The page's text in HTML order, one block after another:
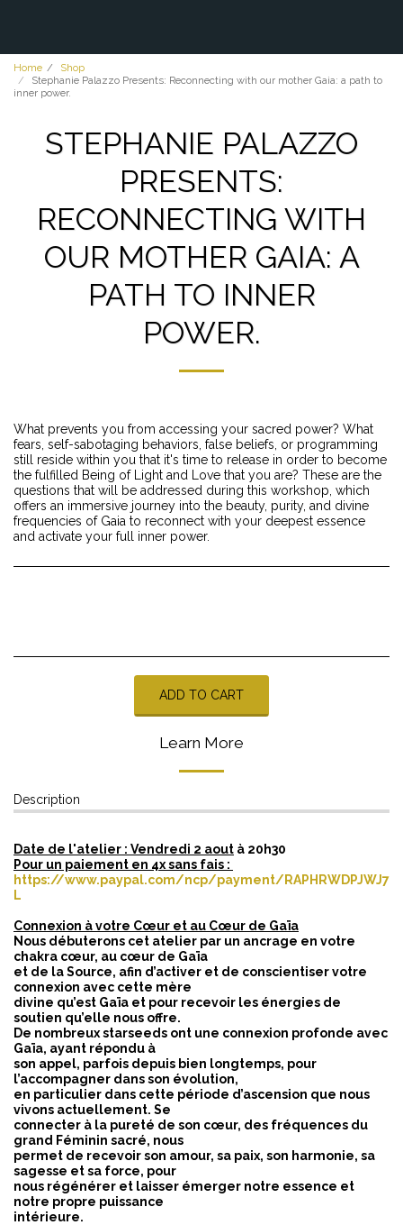
Home
Shop
Stephanie Palazzo Presents: Reconnecting with our mother Gaia: a path to
inner power.
STEPHANIE PALAZZO
PRESENTS:
RECONNECTING WITH
OUR MOTHER GAIA: A
PATH TO INNER
POWER.
What prevents you from accessing your sacred power? What
fears, self-sabotaging behaviors, false beliefs, or programming
still reside within you that it's time to release in order to become
the fulfilled Being of Light and Love that you are? These are the
questions that will be addressed during this workshop, which
offers an immersive journey into the beauty, purity, and divine
frequencies of Gaia to reconnect with your deepest essence
and activate your full inner power.
ADD TO CART
Learn More
Description
Date de l'atelier : Vendredi 2 aout à 20h30
Pour un paiement en 4x sans fais :
https://www.paypal.com/ncp/payment/RAPHRWDPJWJ7
L
Connexion à votre Cœur et au Cœur de Gaïa
Nous débuterons cet atelier par un ancrage en votre
chakra cœur, au cœur de Gaïa
et de la Source, afin d’activer et de conscientiser votre
connexion avec cette mère
divine qu’est Gaïa et pour recevoir les énergies de
soutien qu’elle nous offre.
De nombreux starseeds ont une connexion profonde avec
Gaïa, ayant répondu à
son appel, parfois depuis bien longtemps, pour
l’accompagner dans son évolution,
en particulier dans cette période d’ascension que nous
vivons actuellement. Se
connecter à la pureté de son cœur, des fréquences du
grand Féminin sacré, nous
permet de recevoir son amour, sa paix, son harmonie, sa
sagesse et sa force, pour
nous régénérer et laisser émerger notre essence et
notre propre puissance
intérieure.